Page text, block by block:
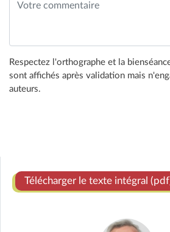
Respectez l'orthographe et la
sont affichés après validation mais
auteurs.
Télécharger le texte intégral